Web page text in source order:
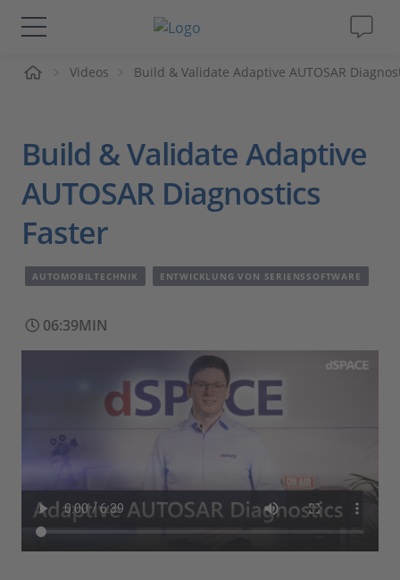
Lösungen & Produkte
Videos
Magazin
Unternehmen
Karriere
Videos Build & Validate Adaptive AUTOSAR
Build & Validate Adaptive
AUTOSAR Diagnostics
Faster
AUTOMOBILTECHNIK ENTWICKLUNG VON SERIENSSOFTWARE
06:39MIN